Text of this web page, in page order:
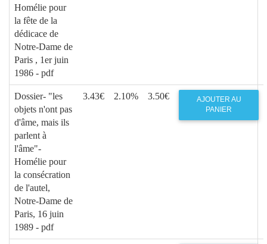
Homélie pour
la fête de la
dédicace de
Notre-Dame de
Paris , 1er juin
1986 - pdf
Dossier- "les
objets n'ont pas
d'âme, mais ils
parlent à
l'âme"-
Homélie pour
la consécration
de l'autel,
Notre-Dame de
Paris, 16 juin
1989 - pdf
3.43€ 2.10% 3.50€
AJOUTER AU
PANIER